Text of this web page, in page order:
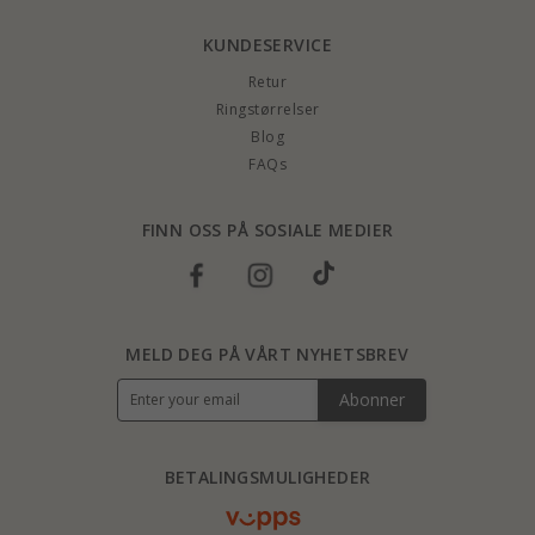
KUNDESERVICE
Retur
Ringstørrelser
Blog
FAQs
FINN OSS PÅ SOSIALE MEDIER
BETALINGSMULIGHEDER
MELD DEG PÅ VÅRT NYHETSBREV
Abonner